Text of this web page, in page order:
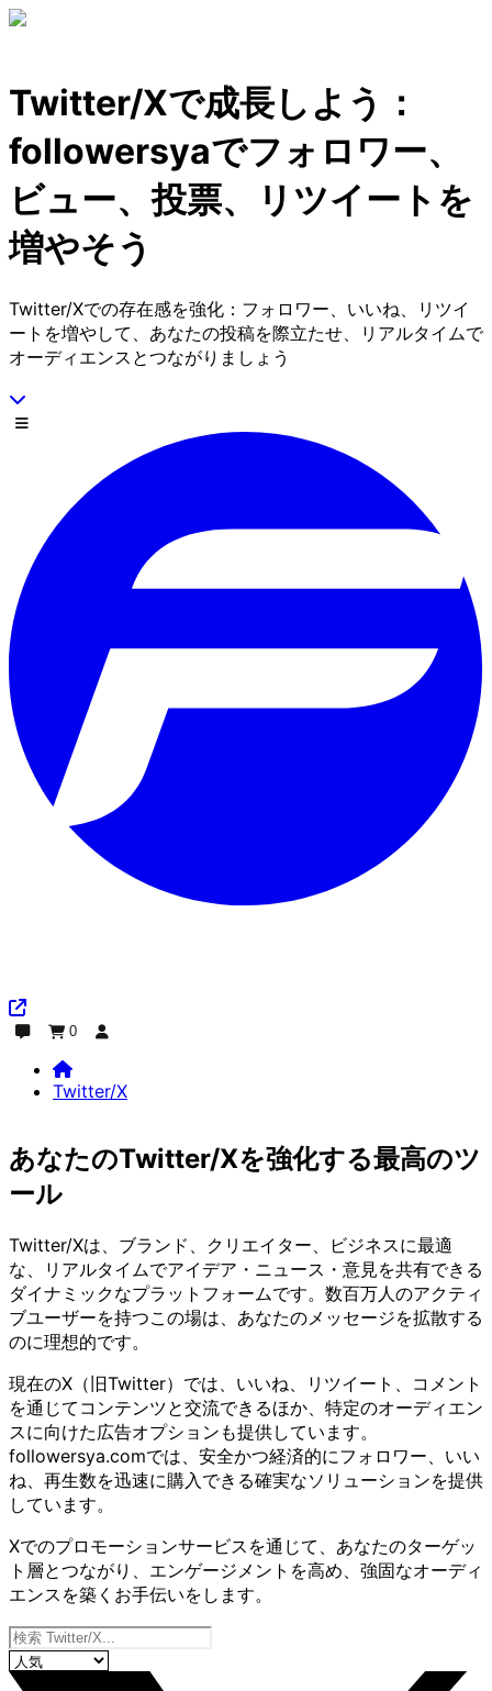
コンテンツにスキップ
Twitter/Xで成長しよう：
followersyaでフォロワー、
ビュー、投票、リツイートを
増やそう
Twitter/Xでの存在感を強化：フォロワー、いいね、リツイ
ートを増やして、あなたの投稿を際立たせ、リアルタイムで
オーディエンスとつながりましょう
下にスクロール
0
Twitter/X
Twitter/X
あなたのTwitter/Xを強化する最高のツ
ール
Twitter/Xは、ブランド、クリエイター、ビジネスに最適
な、リアルタイムでアイデア・ニュース・意見を共有できる
ダイナミックなプラットフォームです。数百万人のアクティ
ブユーザーを持つこの場は、あなたのメッセージを拡散する
のに理想的です。
現在のX（旧Twitter）では、いいね、リツイート、コメント
を通じてコンテンツと交流できるほか、特定のオーディエン
スに向けた広告オプションも提供しています。
followersya.comでは、安全かつ経済的にフォロワー、いい
ね、再生数を迅速に購入できる確実なソリューションを提供
しています。
Xでのプロモーションサービスを通じて、あなたのターゲッ
ト層とつながり、エンゲージメントを高め、強固なオーディ
エンスを築くお手伝いをします。
私たちのサービス
商品を並べ替え